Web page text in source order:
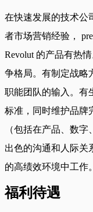
在快速发展的技术公
者市场营销经验，
Revolut 的产品有热
争格局。有制定战略
职能团队的输入。有
标准，同时维护品牌
（包括在产品、数字
出色的沟通和人际关
的高绩效环境中工作
福利待遇